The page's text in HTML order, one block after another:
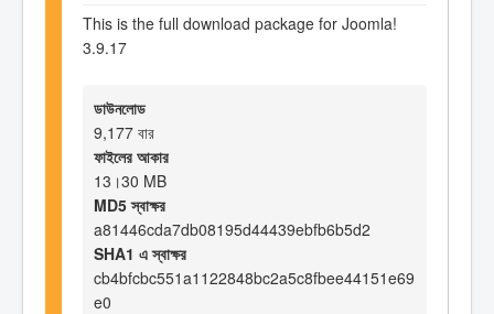
This is the full download package for Joomla!
3.9.17
ডাউনলোড
9,177 বার
ফাইলের আকার
13।30 MB
MD5 স্বাক্ষর
a81446cda7db08195d44439ebfb6b5d2
SHA1 এ স্বাক্ষর
cb4bfcbc551a1122848bc2a5c8fbee44151e69
e0